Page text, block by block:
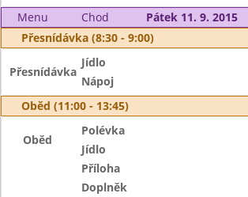
Menu Chod
Pátek 11. 9. 2015
Přesnídávka (8:30 - 9:00)
Přesnídávka
Jídlo
Nápoj
Oběd (11:00 - 13:45)
Oběd
Polévka
Jídlo
Příloha
Doplněk